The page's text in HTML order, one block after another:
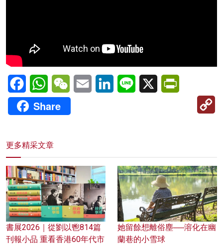
FacebookWhatsAppWeChatEmail LinkedInLine X
Share
更多精采文章
書展2026｜從劉以鬯814篇
刊報小品 重看香港60年代市
她留餘想離俗塵──溶化在幽
蘭巷的小雪球